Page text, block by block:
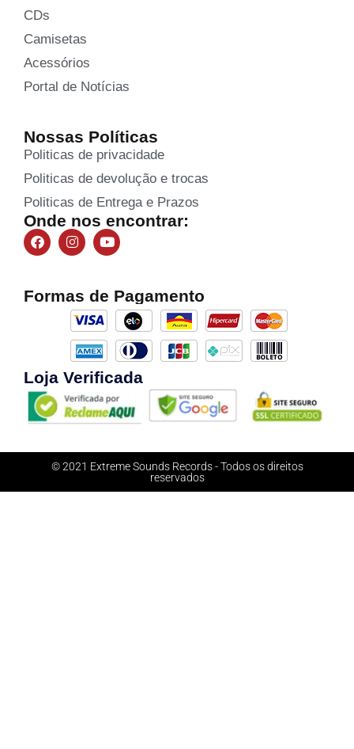
CDs
Camisetas
Acessórios
Portal de Notícias
Nossas Políticas
Politicas de privacidade
Politicas de devolução e trocas
Politicas de Entrega e Prazos
Onde nos encontrar:
Formas de Pagamento
Loja Verificada
© 2021 Extreme Sounds Records - Todos os direitos
reservados